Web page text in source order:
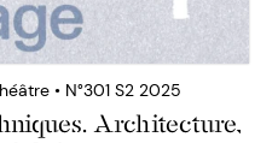
• N°301 S2 2025
Architecture,